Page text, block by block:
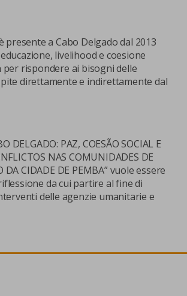
presente a Cabo Delgado dal 2013
livelihood e coesione
per rispondere ai bisogni delle
direttamente e indirettamente dal
DELGADO: PAZ, COESÃO SOCIAL E
NAS COMUNIDADES DE
DA CIDADE DE PEMBA” vuole essere
da cui partire al fine di
delle agenzie umanitarie e